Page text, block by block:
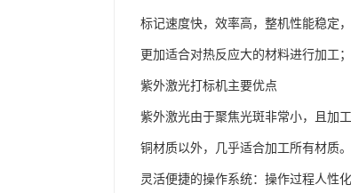
标记速度快，效率高，整机性能稳定
更加适合对热反应大的材料进行加工
紫外激光打标机主要优点
紫外激光由于聚焦光斑非常小，且加
铜材质以外，几乎适合加工所有材质。
灵活便捷的操作系统：操作过程人性